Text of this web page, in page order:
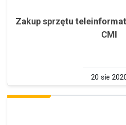
Zakup sprzętu
CMI
20 sie